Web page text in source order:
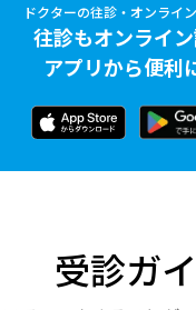
ドクターの往診・オンライ
往診もオンライ
アプリから便利
受診ガ